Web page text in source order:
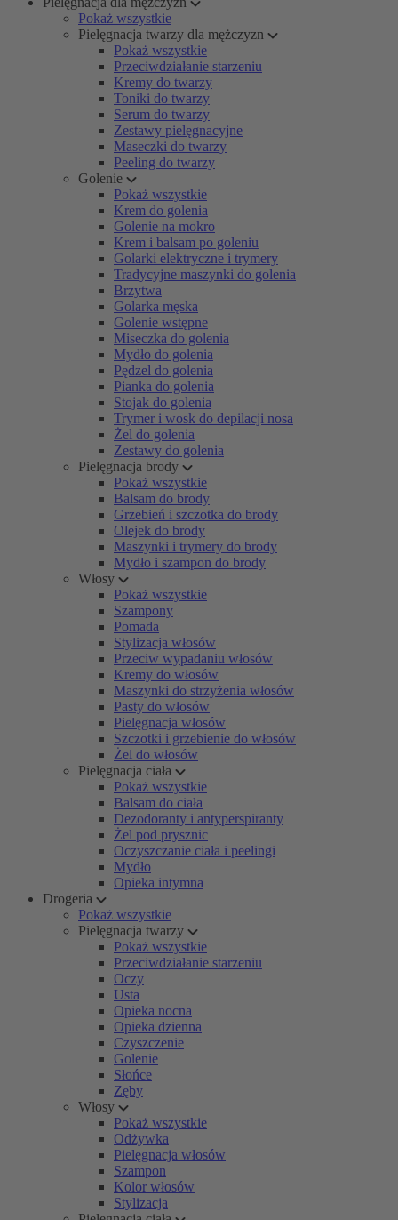
Pokaż wszystkie
Pielęgnacja twarzy dla mężczyzn
Pokaż wszystkie
Przeciwdziałanie starzeniu
Kremy do twarzy
Toniki do twarzy
Serum do twarzy
Zestawy pielęgnacyjne
Maseczki do twarzy
Peeling do twarzy
Golenie
Pokaż wszystkie
Krem do golenia
Golenie na mokro
Krem i balsam po goleniu
Golarki elektryczne i trymery
Tradycyjne maszynki do golenia
Brzytwa
Golarka męska
Golenie wstępne
Miseczka do golenia
Mydło do golenia
Pędzel do golenia
Pianka do golenia
Stojak do golenia
Trymer i wosk do depilacji nosa
Żel do golenia
Zestawy do golenia
Pielęgnacja brody
Pokaż wszystkie
Balsam do brody
Grzebień i szczotka do brody
Olejek do brody
Maszynki i trymery do brody
Mydło i szampon do brody
Włosy
Pokaż wszystkie
Szampony
Pomada
Stylizacja włosów
Przeciw wypadaniu włosów
Kremy do włosów
Maszynki do strzyżenia włosów
Pasty do włosów
Pielęgnacja włosów
Szczotki i grzebienie do włosów
Żel do włosów
Pielęgnacja ciała
Pokaż wszystkie
Balsam do ciała
Dezodoranty i antyperspiranty
Żel pod prysznic
Oczyszczanie ciała i peelingi
Mydło
Opieka intymna
Drogeria
Pokaż wszystkie
Pielęgnacja twarzy
Pokaż wszystkie
Przeciwdziałanie starzeniu
Oczy
Usta
Opieka nocna
Opieka dzienna
Czyszczenie
Golenie
Słońce
Zęby
Włosy
Pokaż wszystkie
Odżywka
Pielęgnacja włosów
Szampon
Kolor włosów
Stylizacja